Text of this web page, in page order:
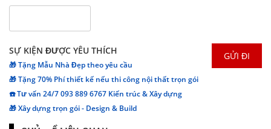
SỰ KIỆN ĐƯỢC YÊU THÍCH
🎁 Tặng Mẫu Nhà Đẹp theo yêu cầu
🎁 Tặng 70% Phí thiết kế nếu thi công nội thất trọn gói
☎️ Tư vấn 24/7 093 889 6767 Kiến trúc & Xây dựng
🎁 Xây dựng trọn gói - Design & Build